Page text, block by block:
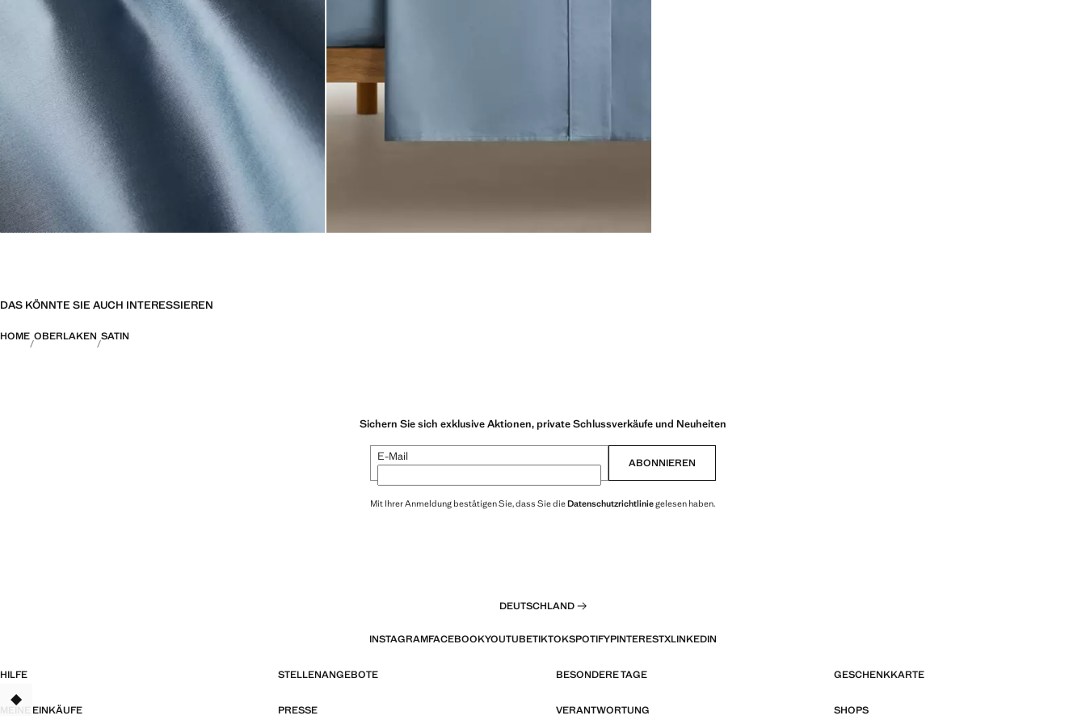
DAS KÖNNTE SIE AUCH INTERESSIEREN
HOME OBERLAKEN SATIN
Sichern Sie sich exklusive Aktionen, private Schlussverkäufe und Neuheiten
E-Mail ABONNIEREN
Mit Ihrer Anmeldung bestätigen Sie, dass Sie dieDatenschutzrichtliniegelesen haben.
DEUTSCHLAND
INSTAGRAMFACEBOOKYOUTUBETIKTOKSPOTIFYPINTERESTXLINKEDIN
HILFE STELLENANGEBOTE BESONDERE TAGE GESCHENKKARTE
MEINE EINKÄUFE PRESSE VERANTWORTUNG SHOPS